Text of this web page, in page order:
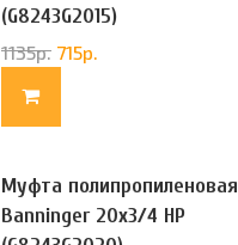
(G8243G2015)
1135р. 715р.
Муфта полипропиленовая
Banninger 20х3/4 НР